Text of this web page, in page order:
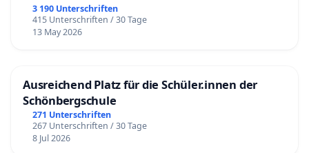
auf den Ablauf
bleibt eine von den Sätzen 1 und 2 abweichende
Bundesspielausschusses vorbehalten.
TOP 3: Hier beziehen wir uns erneut auf die 3. Liga
3 190 Unterschriften
415 Unterschriften / 30 Tage
13 May 2026
Ausreichend Platz für die Schüler.innen der
Schönbergschule
271 Unterschriften
267 Unterschriften / 30 Tage
8 Jul 2026